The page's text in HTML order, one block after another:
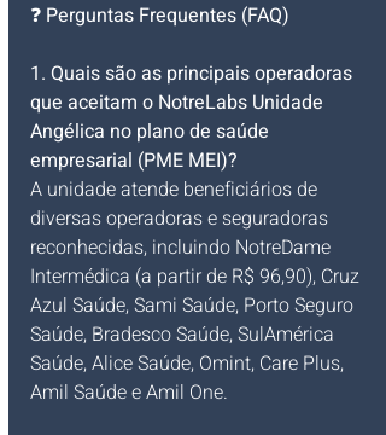
❓ Perguntas Frequentes (FAQ)
1. Quais são as principais operadoras
que aceitam o NotreLabs Unidade
Angélica no plano de saúde
empresarial (PME MEI)?
A unidade atende beneficiários de
diversas operadoras e seguradoras
reconhecidas, incluindo NotreDame
Intermédica (a partir de R$ 96,90), Cruz
Azul Saúde, Sami Saúde, Porto Seguro
Saúde, Bradesco Saúde, SulAmérica
Saúde, Alice Saúde, Omint, Care Plus,
Amil Saúde e Amil One.